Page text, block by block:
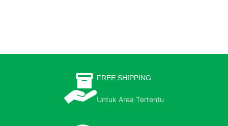
FREE SHIPPING
Untuk Area Tertentu